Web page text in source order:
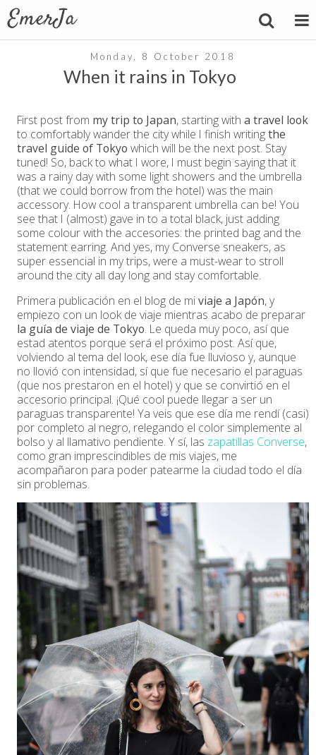
Monday, 8 October 2018
When it rains in Tokyo
First post from my trip to Japan, starting with a travel look
to comfortably wander the city while I finish writingthe
travel guide of Tokyo which will be the next post. Stay
tuned! So, back to what I wore, I must begin saying that it
was a rainy day with some light showers and the umbrella
(that we could borrow from the hotel) was the main
accessory. How cool a transparent umbrella can be! You
see that I (almost) gave in to a total black, just adding
some colour with the accesories: the printed bag and the
statement earring. And yes, my Converse sneakers, as
super essencial in my trips, were a must-wear to stroll
around the city all day long and stay comfortable.
Primera publicación en el blog de miviaje a Japón, y
empiezo con un look de viaje mientras acabo de preparar
la guía de viaje de Tokyo. Le queda muy poco, así que
estad atentos porque será el próximo post. Así que,
volviendo al tema del look, ese día fue lluvioso y, aunque
no llovió con intensidad, sí que fue necesario el paraguas
(que nos prestaron en el hotel) y que se convirtió en el
accesorio principal. ¡Qué cool puede llegar a ser un
paraguas transparente! Ya veis que ese día me rendí (casi)
por completo al negro, relegando el color simplemente al
bolso y al llamativo pendiente. Y sí, las zapatillas Converse,
como gran imprescindibles de mis viajes, me
acompañaron para poder patearme la ciudad todo el día
sin problemas.